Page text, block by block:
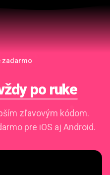
zadarmo
po ruke
zľavovým kódom.
pre iOS aj Android.